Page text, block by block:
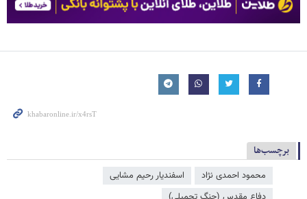
برچسب‌ها
محمود احمدی ‌نژاد
اسفندیار رحیم مشایی